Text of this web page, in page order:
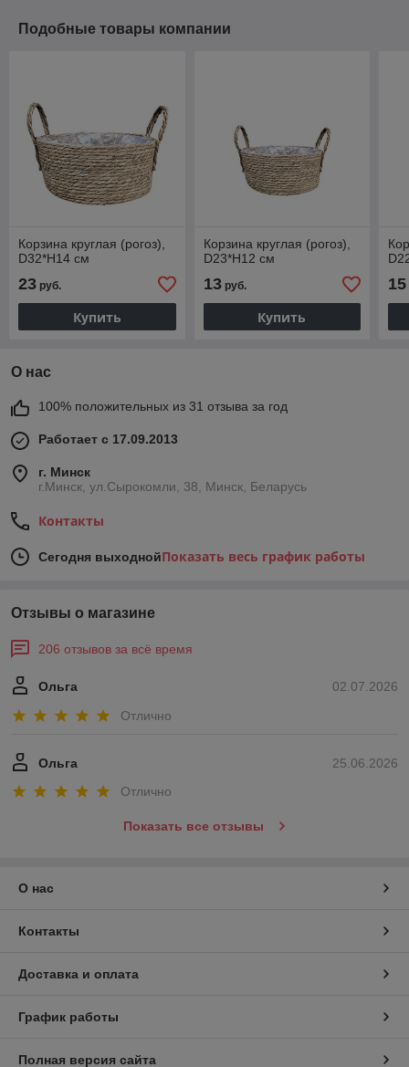
Подобные товары компании
Корзина круглая (рогоз),
D32*H14 см
23 руб.
Купить
Корзина круглая (рогоз),
D23*H12 см
13руб.
Купить
15
О нас
100% положительных из 31 отзыва за год
Работает с 17.09.2013
г. Минск
г.Минск, ул.Сырокомли, 38, Минск, Беларусь
Контакты
Сегодня выходнойПоказать весь график работы
Отзывы о магазине
206 отзывов за всё время
02.07.2026
Ольга
Отлично
25.06.2026
Ольга
Отлично
Показать все отзывы
О нас
Контакты
Доставка и оплата
График работы
Полная версия сайта